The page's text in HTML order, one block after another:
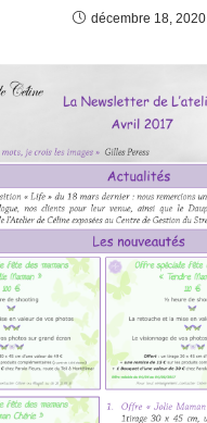
décembre 18, 2020